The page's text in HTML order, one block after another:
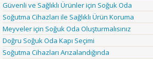
Güvenli ve Sağlıklı Ürünler için Soğuk Oda
Soğutma Cihazları ile Sağlıklı Ürün Koruma
Meyveler için Soğuk Oda Oluşturmalısınız
Doğru Soğuk Oda Kapı Seçimi
Soğutma Cihazları Arızalandığında